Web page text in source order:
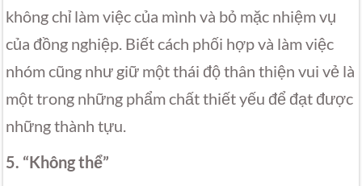
không chỉ làm việc của mình và bỏ mặc nhiệm vụ
của đồng nghiệp. Biết cách phối hợp và làm việc
nhóm cũng như giữ một thái độ thân thiện vui vẻ là
một trong những phẩm chất thiết yếu để đạt được
những thành tựu.
5. “Không thể”